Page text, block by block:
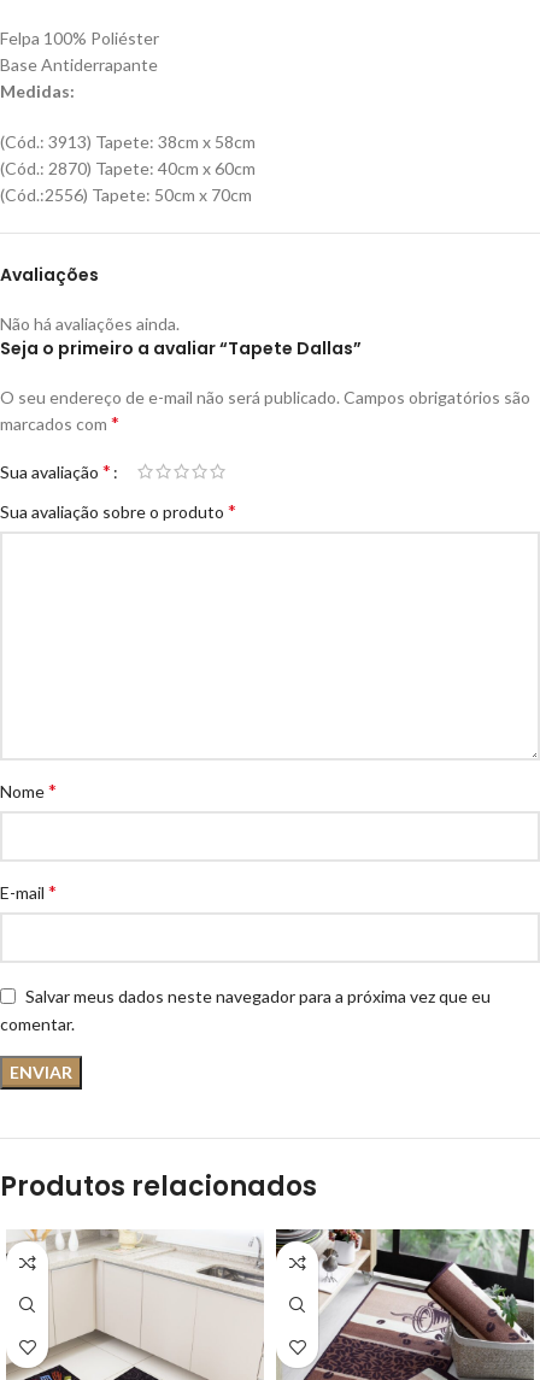
Felpa 100% Poliéster
Base Antiderrapante
Medidas:
(Cód.: 3913) Tapete: 38cm x 58cm
(Cód.: 2870) Tapete: 40cm x 60cm
(Cód.:2556) Tapete: 50cm x 70cm
Avaliações
Não há avaliações ainda.
Seja o primeiro a avaliar “Tapete Dallas”
O seu endereço de e-mail não será publicado. Campos obrigatórios são
marcados com *
Sua avaliação *
Sua avaliação sobre o produto *
Nome*
E-mail *
Salvar meus dados neste navegador para a próxima vez que eu
comentar.
Produtos relacionados